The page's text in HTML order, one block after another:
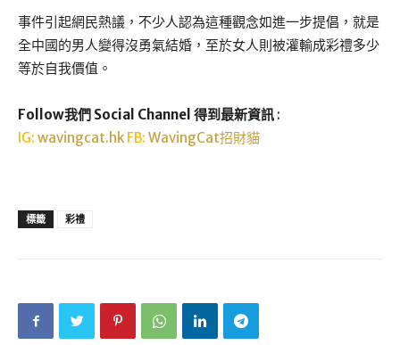
事件引起網民熱議，不少人認為這種觀念如進一步提倡，就是
全中國的男人變得沒勇氣結婚，至於女人則被灌輸成彩禮多少
等於自我價值。
Follow我們 Social Channel 得到最新資訊 :
IG: wavingcat.hk FB: WavingCat招財貓
標籤 彩禮